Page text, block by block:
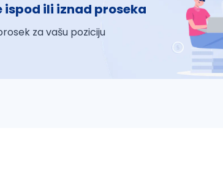
ili iznad proseka
za vašu poziciju